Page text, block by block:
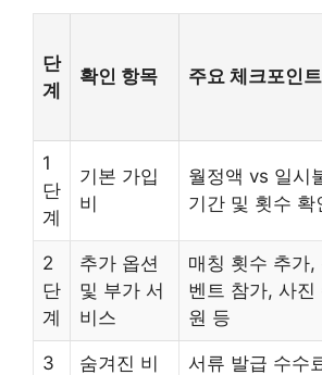
단
계
확인 항목 주요 체크포인트
1
단
계
기본 가입
비
월정액 vs 일시
기간 및 횟수 확
2
단
계
추가 옵션
및 부가 서
비스
매칭 횟수 추가,
벤트 참가, 사진
원 등
3
숨겨진 비
서류 발급 수수